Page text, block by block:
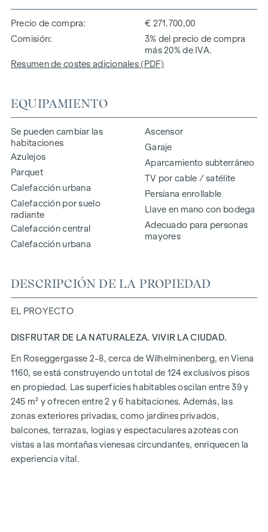
Precio de compra
€ 271.700,00
Comisión
3% del precio de compra
más 20% de IVA.
Resumen de costes adicionales (PDF)
EQUIPAMIENTO
Se pueden cambiar las
habitaciones
Azulejos
Parquet
Calefacción urbana
Calefacción por suelo
radiante
Calefacción central
Calefacción urbana
Ascensor
Garaje
Aparcamiento subterráneo
TV por cable / satélite
Persiana enrollable
Llave en mano con bodega
Adecuado para personas
mayores
DESCRIPCIÓN DE LA PROPIEDAD
EL PROYECTO
DISFRUTAR DE LA NATURALEZA. VIVIR LA CIUDAD.
En Roseggergasse 2-8, cerca de Wilhelminenberg, en Viena
1160, se está construyendo un total de 124 exclusivos pisos
en propiedad. Las superficies habitables oscilan entre 39 y
245 m² y ofrecen entre 2 y 6 habitaciones. Además, las
zonas exteriores privadas, como jardines privados,
balcones, terrazas, logias y espectaculares azoteas con
vistas a las montañas vienesas circundantes, enriquecen la
experiencia vital.